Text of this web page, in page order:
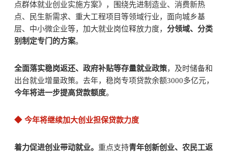
点群体就业创业实施方案》，围绕先进制造业、消费新热
点、民生新需求、重大工程项目等领域行业，面向城乡基
层、中小微企业等，加大就业岗位释放力度， 分领域、分类
别制定专门的方案。
全面落实稳岗返还、政府补贴等存量就业政策，及时储备和
出台就业增量政策。去年，稳岗专项贷款余额3000多亿元，
今年将进一步提高贷款额度。
◆今年将继续加大创业担保贷款力度
着力促进创业带动就业。 重点支持青年创新创业、农民工返